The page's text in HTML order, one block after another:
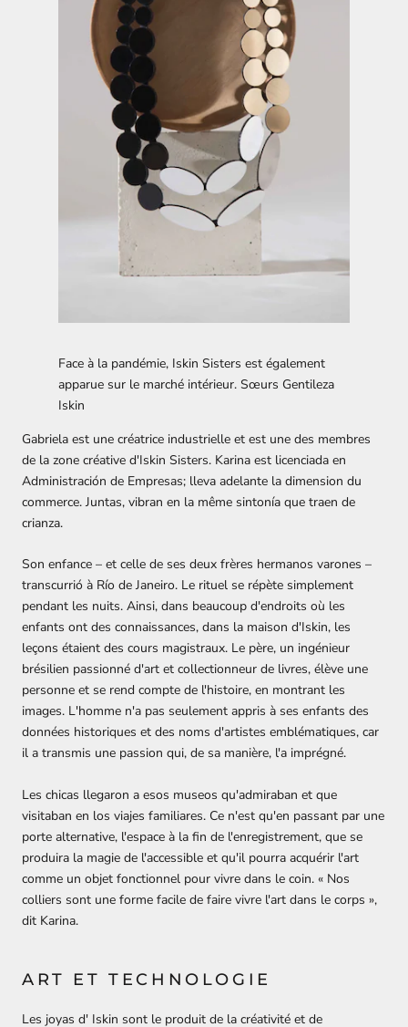
Face à la pandémie, Iskin Sisters est également
apparue sur le marché intérieur. Sœurs Gentileza
Iskin
Gabriela est une créatrice industrielle et est une des membres
de la zone créative d'Iskin Sisters. Karina est licenciada en
Administración de Empresas; lleva adelante la dimension du
commerce. Juntas, vibran en la même sintonía que traen de
crianza.
Son enfance – et celle de ses deux frères hermanos varones –
transcurrió à Río de Janeiro. Le rituel se répète simplement
pendant les nuits. Ainsi, dans beaucoup d'endroits où les
enfants ont des connaissances, dans la maison d'Iskin, les
leçons étaient des cours magistraux. Le père, un ingénieur
brésilien passionné d'art et collectionneur de livres, élève une
personne et se rend compte de l'histoire, en montrant les
images. L'homme n'a pas seulement appris à ses enfants des
données historiques et des noms d'artistes emblématiques, car
il a transmis une passion qui, de sa manière, l'a imprégné.
Les chicas llegaron a esos museos qu'admiraban et que
visitaban en los viajes familiares. Ce n'est qu'en passant par une
porte alternative, l'espace à la fin de l'enregistrement, que se
produira la magie de l'accessible et qu'il pourra acquérir l'art
comme un objet fonctionnel pour vivre dans le coin. « Nos
colliers sont une forme facile de faire vivre l'art dans le corps »,
dit Karina.
ART ET TECHNOLOGIE
Les joyas d' Iskin sont le produit de la créativité et de